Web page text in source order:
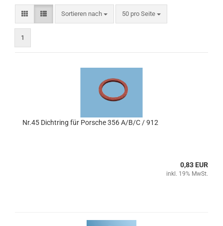
Sortieren nach
Sortieren nach 50 pro Seite
pro Seite
1
Nr.45 Dichtring für Porsche 356 A/B/C / 912
0,83 EUR
inkl. 19% MwSt.